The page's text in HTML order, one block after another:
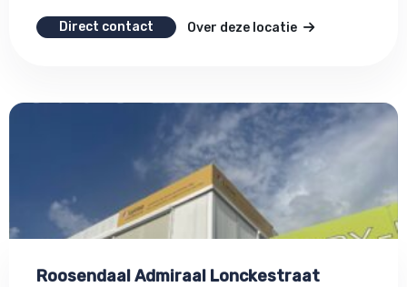
Direct contact Over deze locatie
Roosendaal Admiraal Lonckestraat